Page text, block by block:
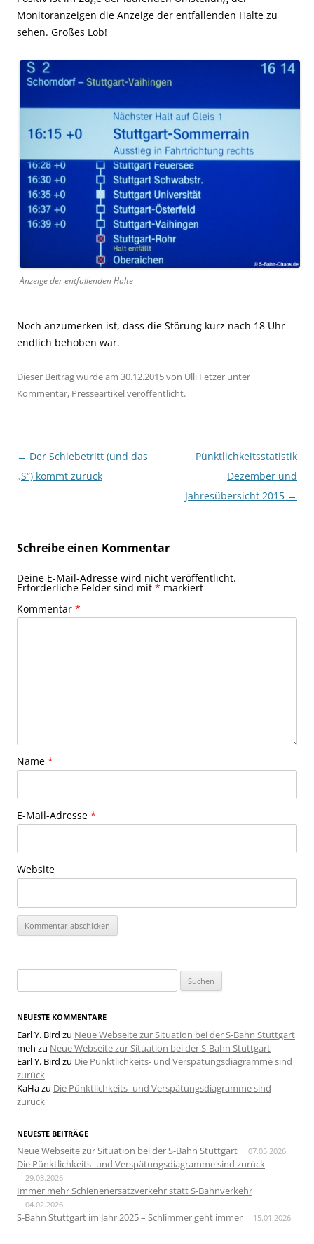
Monitoranzeigen die Anzeige der entfallenden Halte zu
sehen. Großes Lob!
Anzeige der entfallenden Halte
Noch anzumerken ist, dass die Störung kurz nach 18 Uhr
endlich behoben war.
Dieser Beitrag wurde am 30.12.2015von Ulli Fetzer unter
Kommentar, Presseartikelveröffentlicht.
Beitragsnavigation
← Der Schiebetritt (und das
„S“) kommt zurück
Pünktlichkeitsstatistik
Dezember und
Jahresübersicht 2015 →
Schreibe einen Kommentar
Deine E-Mail-Adresse wird nicht veröffentlicht.
Erforderliche Felder sind mit * markiert
Kommentar *
Name *
E-Mail-Adresse *
Website
nach:
NEUESTE KOMMENTARE
Earl Y. Bird zu Neue Webseite zur Situation bei der S-Bahn Stuttgart
meh zu Neue Webseite zur Situation bei der S-Bahn Stuttgart
Earl Y. Bird zu Die Pünktlichkeits- und Verspätungsdiagramme sind
zurück
KaHazu Die Pünktlichkeits- und Verspätungsdiagramme sind
zurück
NEUESTE BEITRÄGE
Neue Webseite zur Situation bei der S-Bahn Stuttgart 07.05.2026
Die Pünktlichkeits- und Verspätungsdiagramme sind zurück
29.03.2026
Immer mehr Schienenersatzverkehr statt S-Bahnverkehr
04.02.2026
S-Bahn Stuttgart im Jahr 2025 – Schlimmer geht immer 15.01.2026